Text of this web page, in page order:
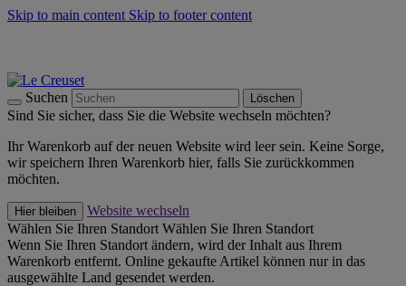
Skip to main content Skip to footer content
Suchen Löschen
Sind Sie sicher, dass Sie die Website wechseln möchten?
Ihr Warenkorb auf der neuen Website wird leer sein. Keine Sorge,
wir speichern Ihren Warenkorb hier, falls Sie zurückkommen
möchten.
Hier bleiben
Website wechseln
Wählen Sie Ihren Standort Wählen Sie Ihren Standort
Wenn Sie Ihren Standort ändern, wird der Inhalt aus Ihrem
Warenkorb entfernt. Online gekaufte Artikel können nur in das
ausgewählte Land gesendet werden.